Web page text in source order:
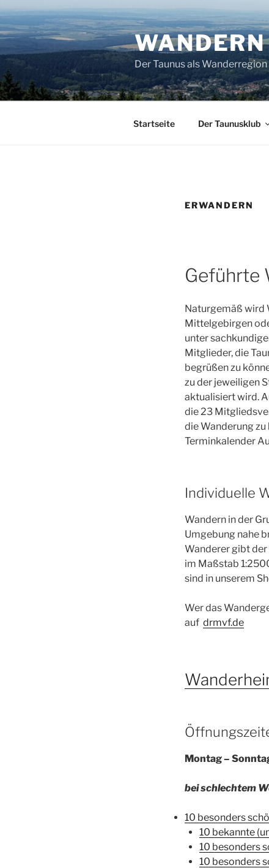
Zum
Inhalt
springen
Der Taunus als Wanderregion
Startseite Der Taunusklub
ERWANDERN
Geführte
Naturgemäß wird
Mittelgebirgen
unter
Mitglieder, die
begrüßen zu
zu der jeweiligen
aktualisiert wird.
die 23
die Wanderung
Terminkalender
Individuelle
Wandern in der
Umgebung nahe
Wanderer gibt
im Maßstab
sind in unserem
Wer das
auf drmvf.de
Montag –
bei schlechtem
10 besonders
10 bekannte
10 besonders
10 besonders